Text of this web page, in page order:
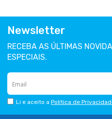
Newsletter
RECEBA AS ÚLTIMAS
ESPECIAIS.
Li e aceito a Política de